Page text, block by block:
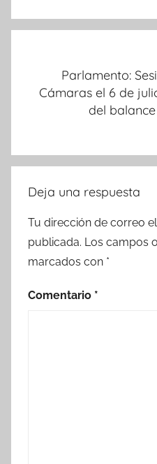
Parlamento:
Cámaras el 6 de
del
Deja una respuesta
Tu dirección de correo
publicada. Los campos
marcados con *
Comentario *